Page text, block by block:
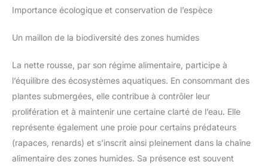
Importance écologique et conservation de l’espèce
Un maillon de la biodiversité des zones humides
La nette rousse, par son régime alimentaire, participe à
l’équilibre des écosystèmes aquatiques. En consommant des
plantes submergées, elle contribue à contrôler leur
prolifération et à maintenir une certaine clarté de l’eau. Elle
représente également une proie pour certains prédateurs
(rapaces, renards) et s’inscrit ainsi pleinement dans la chaîne
alimentaire des zones humides. Sa présence est souvent